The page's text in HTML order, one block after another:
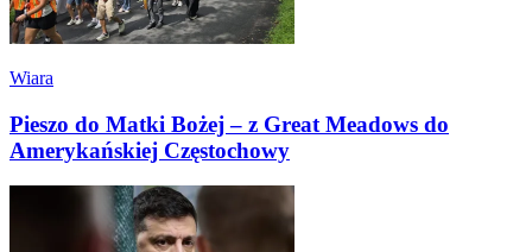
Wiara
Pieszo do Matki Bożej – z Great Meadows do
Amerykańskiej Częstochowy